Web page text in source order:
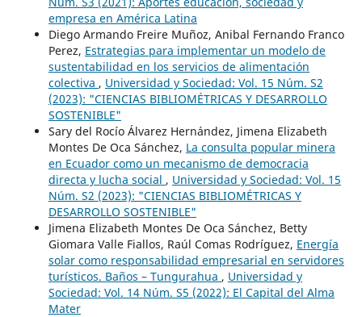
empresa en América Latina
Diego Armando Freire Muñoz, Anibal Fernando Franco
Perez, Estrategias para implementar un modelo de
sustentabilidad en los servicios de alimentación
colectiva , Universidad y Sociedad: Vol. 15 Núm. S2
(2023): "CIENCIAS BIBLIOMÉTRICAS Y DESARROLLO
SOSTENIBLE"
Sary del Rocío Álvarez Hernández, Jimena Elizabeth
Montes De Oca Sánchez, La consulta popular minera
en Ecuador como un mecanismo de democracia
directa y lucha social , Universidad y Sociedad: Vol. 15
Núm. S2 (2023): "CIENCIAS BIBLIOMÉTRICAS Y
DESARROLLO SOSTENIBLE"
Jimena Elizabeth Montes De Oca Sánchez, Betty
Giomara Valle Fiallos, Raúl Comas Rodríguez, Energía
solar como responsabilidad empresarial en servidores
turísticos. Baños – Tungurahua , Universidad y
Sociedad: Vol. 14 Núm. S5 (2022): El Capital del Alma
Mater